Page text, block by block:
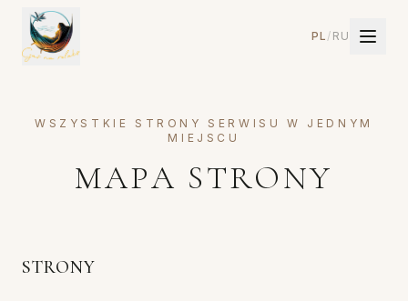
PL / RU
WSZYSTKIE STRONY SERWISU W JEDNYM
MIEJSCU
MAPA STRONY
STRONY